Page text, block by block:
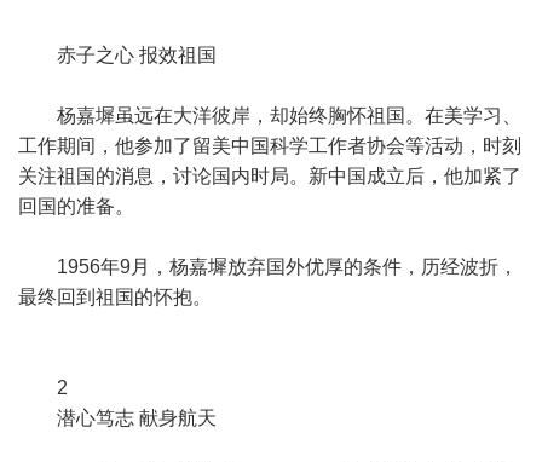
赤子之心 报效祖国
杨嘉墀虽远在大洋彼岸，却始终胸怀祖国。在美学习、
工作期间，他参加了留美中国科学工作者协会等活动，时刻
关注祖国的消息，讨论国内时局。新中国成立后，他加紧了
回国的准备。
1956年9月，杨嘉墀放弃国外优厚的条件，历经波折，
最终回到祖国的怀抱。
2
潜心笃志 献身航天